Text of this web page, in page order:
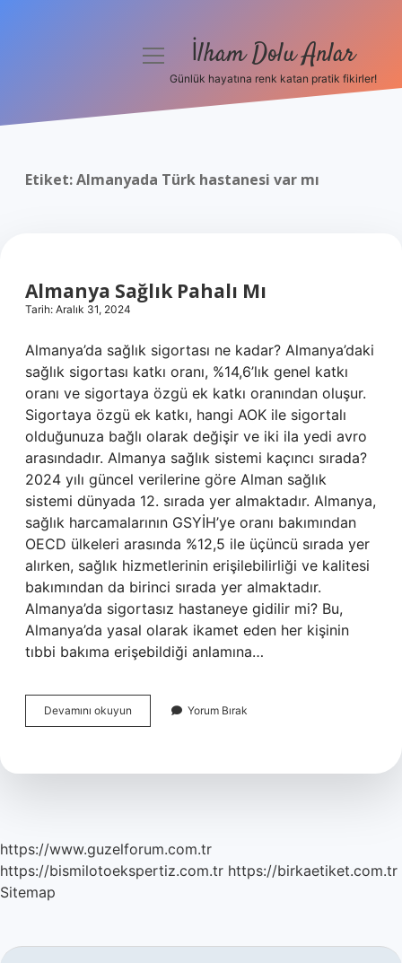
menüyü İlham Dolu Anlar
Günlük hayatına renk katan pratik fikirler!
Etiket:Almanyada Türk hastanesi var mı
Almanya Sağlık Pahalı Mı
Tarih: Aralık 31, 2024
Almanya’da sağlık sigortası ne kadar? Almanya’daki
sağlık sigortası katkı oranı, %14,6’lık genel katkı
oranı ve sigortaya özgü ek katkı oranından oluşur.
Sigortaya özgü ek katkı, hangi AOK ile sigortalı
olduğunuza bağlı olarak değişir ve iki ila yedi avro
arasındadır. Almanya sağlık sistemi kaçıncı sırada?
2024 yılı güncel verilerine göre Alman sağlık
sistemi dünyada 12. sırada yer almaktadır. Almanya,
sağlık harcamalarının GSYİH’ye oranı bakımından
OECD ülkeleri arasında %12,5 ile üçüncü sırada yer
alırken, sağlık hizmetlerinin erişilebilirliği ve kalitesi
bakımından da birinci sırada yer almaktadır.
Almanya’da sigortasız hastaneye gidilir mi? Bu,
Almanya’da yasal olarak ikamet eden her kişinin
tıbbi bakıma erişebildiği anlamına…
Devamını okuyun Almanya
Sağlık
Yorum Bırak
https://www.guzelforum.com.tr
https://bismilotoekspertiz.com.tr https://birkaetiket.com.tr
Sitemap